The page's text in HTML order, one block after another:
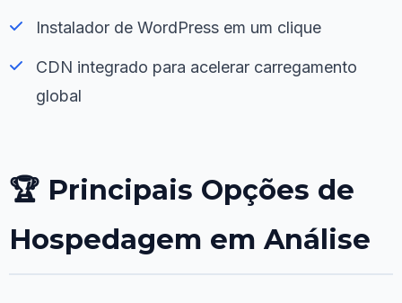
Instalador de WordPress em um clique
CDN integrado para acelerar carregamento
global
🏆 Principais Opções de
Hospedagem em Análise